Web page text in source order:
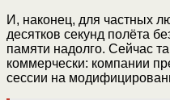
И, наконец, для частных
десятков секунд полёта
памяти надолго. Сейчас
коммерчески: компании
сессии на